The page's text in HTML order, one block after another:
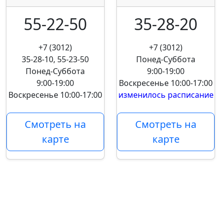
55-22-50
+7 (3012)
35-28-10, 55-23-50
Понед-Суббота
9:00-19:00
Воскресенье 10:00-17:00
Смотреть на
карте
35-28-20
+7 (3012)
Понед-Суббота
9:00-19:00
Воскресенье 10:00-17:00
изменилось расписание
Смотреть на
карте